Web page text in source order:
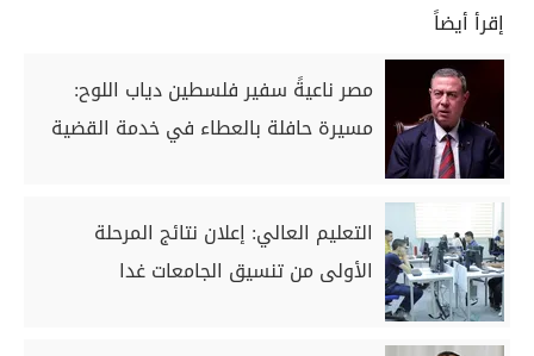
إقرأ أيضاً
مصر ناعيةً سفير فلسطين دياب اللوح:
مسيرة حافلة بالعطاء في خدمة القضية
التعليم العالي: إعلان نتائج المرحلة
الأولى من تنسيق الجامعات غدا